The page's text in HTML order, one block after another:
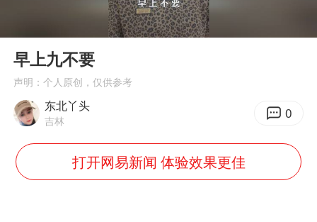
国防部回应日本试射“战斧”导弹
四川宜宾市高县发生4.9级地震
Play
早上九不要
声明：个人原创，仅供参考
东北丫头
吉林 0
打开网易新闻 体验效果更佳